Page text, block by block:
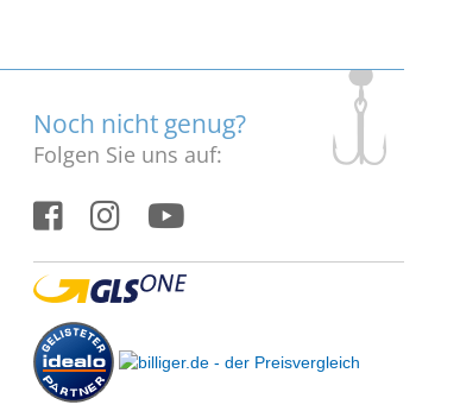
Noch nicht genug?
Folgen Sie uns auf: